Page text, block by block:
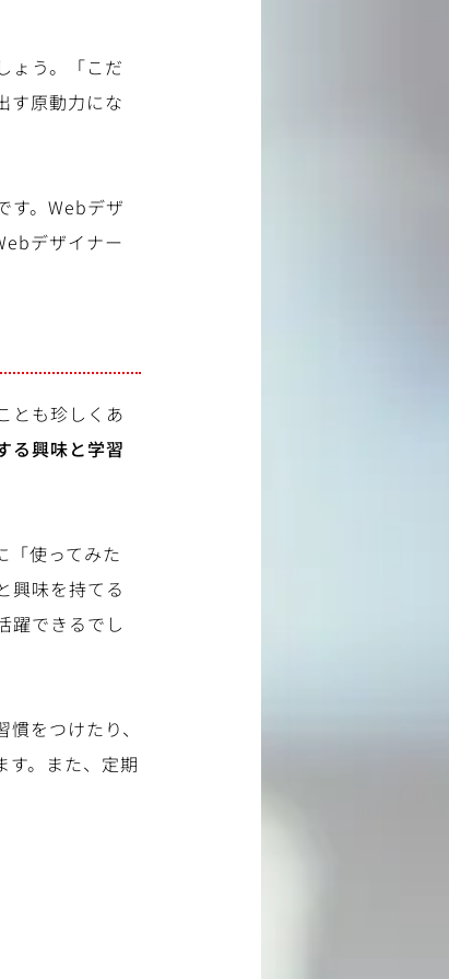
ょう。「こだ
す原動力にな
す。Webデザ
デザイナー
とも珍しくあ
る興味と学習
「使ってみた
興味を持てる
躍できるでし
をつけたり、
す。また、定期